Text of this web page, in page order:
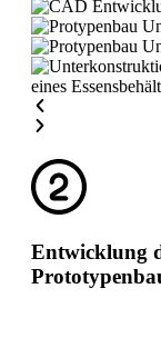
Entwicklung